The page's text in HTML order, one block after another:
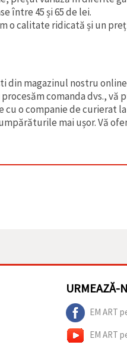
între 45 și 65 de lei.
o calitate ridicată și un
din magazinul nostru
comanda dvs.,
o companie de curierat
mai ușor. Vă
URMEAZĂ-
EM ART
EM ART